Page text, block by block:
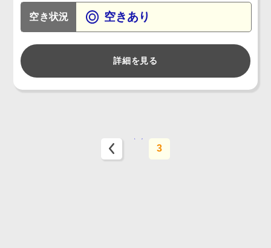
空き状況 空きあり
詳細を見る
1 2
3